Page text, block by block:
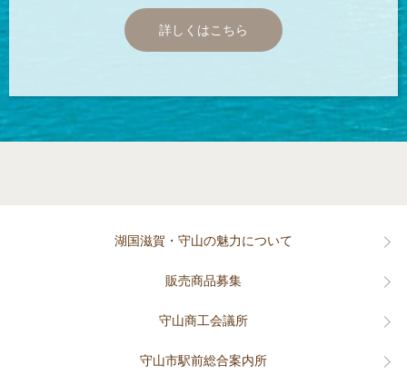
詳しくはこちら
湖国滋賀・守山の魅力について
販売商品募集
守山商工会議所
守山市駅前総合案内所